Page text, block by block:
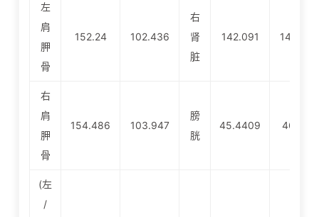
左
肩
胛
骨
152.24 102.436
右
肾
脏
142.091 143.977
右
肩
胛
骨
154.486 103.947
膀
胱
45.4409 46.044
(左
/